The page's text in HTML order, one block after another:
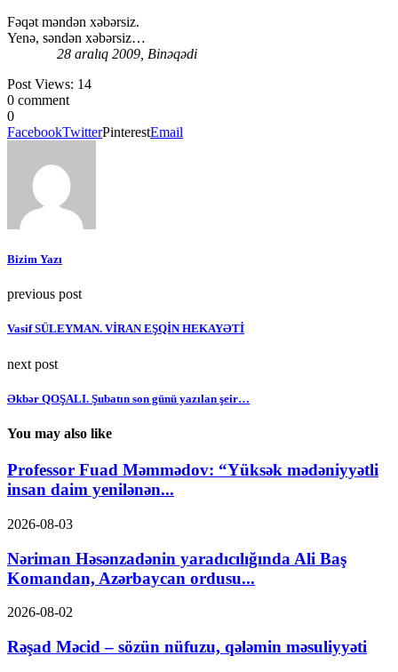
Fəqət məndən xəbərsiz.
Yenə, səndən xəbərsiz…
28 aralıq 2009, Binəqədi
Post Views: 14
0 comment
0
FacebookTwitterPinterestEmail
Bizim Yazı
previous post
Vasif SÜLEYMAN. VİRAN EŞQİN HEKAYƏTİ
next post
Əkbər QOŞALI. Şubatın son günü yazılan şeir…
You may also like
Professor Fuad Məmmədov: “Yüksək mədəniyyətli
insan daim yenilənən...
2026-08-03
Nəriman Həsənzadənin yaradıcılığında Ali Baş
Komandan, Azərbaycan ordusu...
2026-08-02
Rəşad Məcid – sözün nüfuzu, qələmin məsuliyyəti